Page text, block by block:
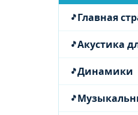
Главная
Акустика
Динамики